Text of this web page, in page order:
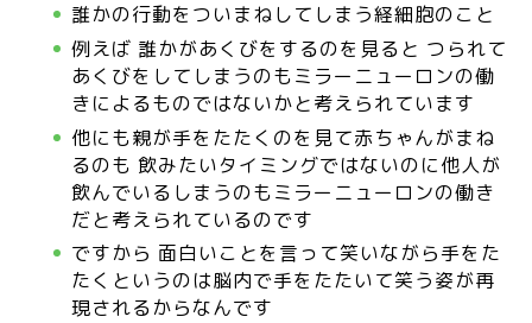
誰かの行動をついまねしてしまう経細胞のこと
例えば 誰かがあくびをするのを見ると つられて
あくびをしてしまうのもミラーニューロンの働
きによるものではないかと考えられています
他にも親が手をたたくのを見て赤ちゃんがまね
るのも 飲みたいタイミングではないのに他人が
飲んでいるしまうのもミラーニューロンの働き
だと考えられているのです
ですから 面白いことを言って笑いながら手をた
たくというのは脳内で手をたたいて笑う姿が再
現されるからなんです